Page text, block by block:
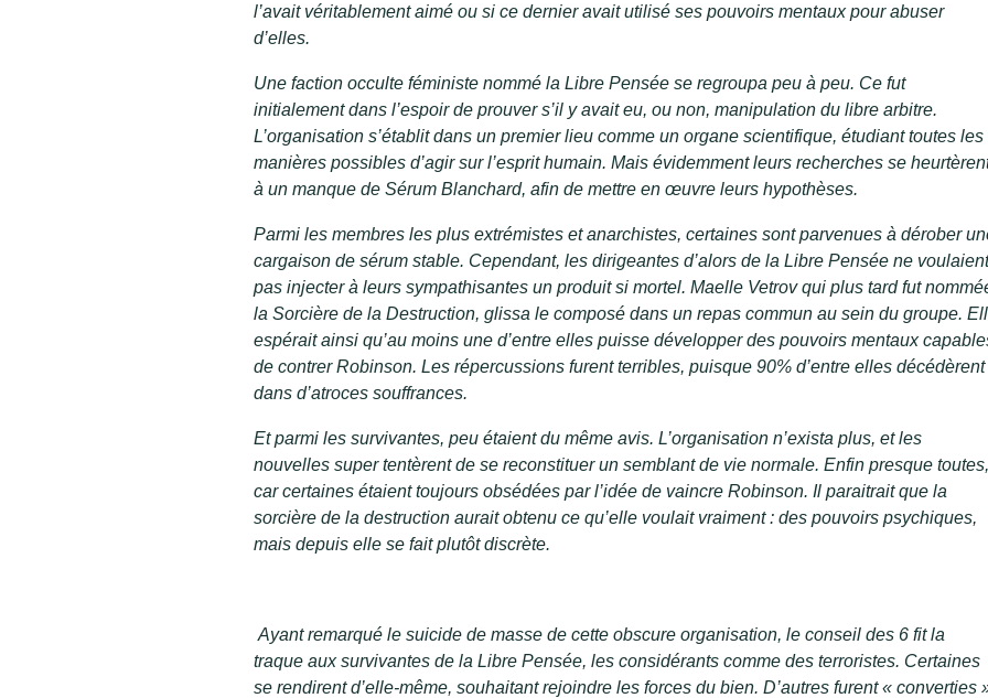
l’avait véritablement aimé ou si ce dernier avait utilisé ses pouvoirs mentaux pour abuser
d’elles.
Une faction occulte féministe nommé la Libre Pensée se regroupa peu à peu. Ce fut
initialement dans l’espoir de prouver s’il y avait eu, ou non, manipulation du libre arbitre.
L’organisation s’établit dans un premier lieu comme un organe scientifique, étudiant toutes les
manières possibles d’agir sur l’esprit humain. Mais évidemment leurs recherches se
à un manque de Sérum Blanchard, afin de mettre en œuvre leurs hypothèses.
Parmi les membres les plus extrémistes et anarchistes, certaines sont parvenues à dérober
cargaison de sérum stable. Cependant, les dirigeantes d’alors de la Libre Pensée ne voulaient
pas injecter à leurs sympathisantes un produit si mortel. Maelle Vetrov qui plus tard fut
la Sorcière de la Destruction, glissa le composé dans un repas commun au sein du groupe.
espérait ainsi qu’au moins une d’entre elles puisse développer des pouvoirs mentaux
de contrer Robinson. Les répercussions furent terribles, puisque 90% d’entre elles décédèrent
dans d’atroces souffrances.
Et parmi les survivantes, peu étaient du même avis. L’organisation n’exista plus, et les
nouvelles super tentèrent de se reconstituer un semblant de vie normale. Enfin presque toutes,
car certaines étaient toujours obsédées par l’idée de vaincre Robinson. Il paraitrait que la
sorcière de la destruction aurait obtenu ce qu’elle voulait vraiment : des pouvoirs psychiques,
mais depuis elle se fait plutôt discrète.
Ayant remarqué le suicide de masse de cette obscure organisation, le conseil des 6 fit la
traque aux survivantes de la Libre Pensée, les considérants comme des terroristes. Certaines
se rendirent d’elle-même, souhaitant rejoindre les forces du bien. D’autres furent « converties